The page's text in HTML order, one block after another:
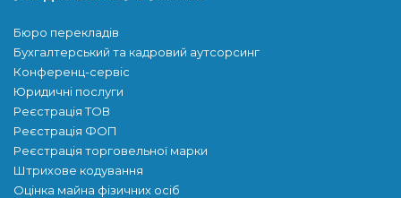
Бюро перекладів
Бухгалтерський та кадровий аутсорсинг
Конференц-сервіс
Юридичні послуги
Реєстрація ТОВ
Реєстрація ФОП
Реєстрація торговельної марки
Штрихове кодування
Оцінка майна фізичних осіб